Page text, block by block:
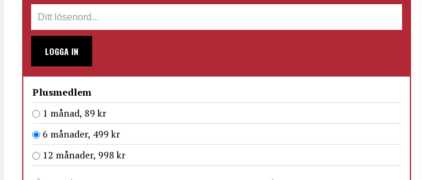
LOGGA IN
Plusmedlem
1 månad, 89 kr
6 månader, 499 kr
12 månader, 998 kr